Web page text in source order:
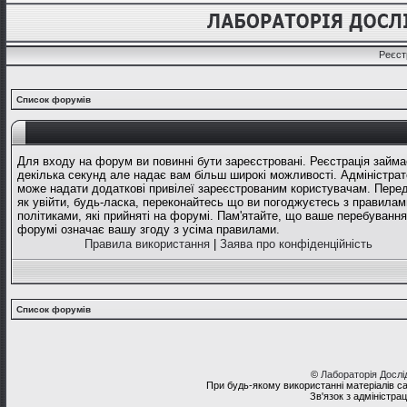
Список форумів
Для входу на форум ви повинні бути зареєстровані. Реєстрація
декілька секунд але надає вам більш широкі можливості.
може надати додаткові привілеї зареєстрованим користувачам.
як увійти, будь-ласка, переконайтесь що ви погоджуєтесь з
політиками, які прийняті на форумі. Пам'ятайте, що ваше
форумі означає вашу згоду з усіма правилами.
Правила використання
Заява про конфіденційність
Список форумів
© Лабораторія
При будь-якому використанні матеріалів
Зв'язок з